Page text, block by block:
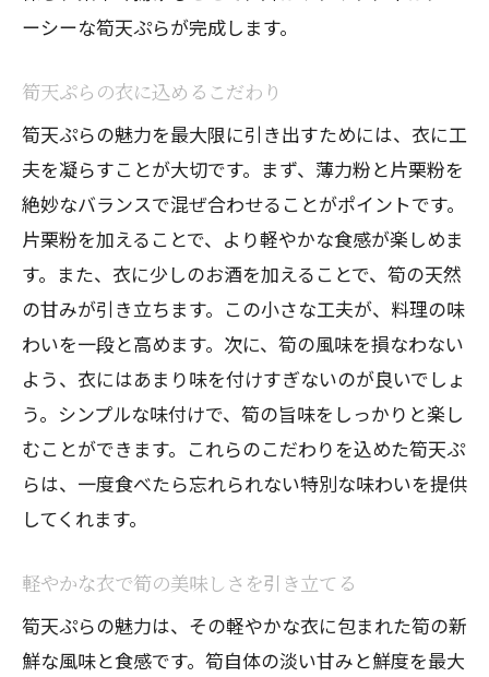
ーシーな筍天ぷらが完成します。
筍天ぷらの衣に込めるこだわり
筍天ぷらの魅力を最大限に引き出すためには、衣に工
夫を凝らすことが大切です。まず、薄力粉と片栗粉を
絶妙なバランスで混ぜ合わせることがポイントです。
片栗粉を加えることで、より軽やかな食感が楽しめま
す。また、衣に少しのお酒を加えることで、筍の天然
の甘みが引き立ちます。この小さな工夫が、料理の味
わいを一段と高めます。次に、筍の風味を損なわない
よう、衣にはあまり味を付けすぎないのが良いでしょ
う。シンプルな味付けで、筍の旨味をしっかりと楽し
むことができます。これらのこだわりを込めた筍天ぷ
らは、一度食べたら忘れられない特別な味わいを提供
してくれます。
軽やかな衣で筍の美味しさを引き立てる
筍天ぷらの魅力は、その軽やかな衣に包まれた筍の新
鮮な風味と食感です。筍自体の淡い甘みと鮮度を最大